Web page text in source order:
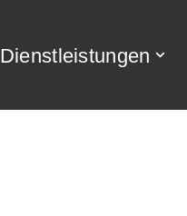
Dienstleistungen